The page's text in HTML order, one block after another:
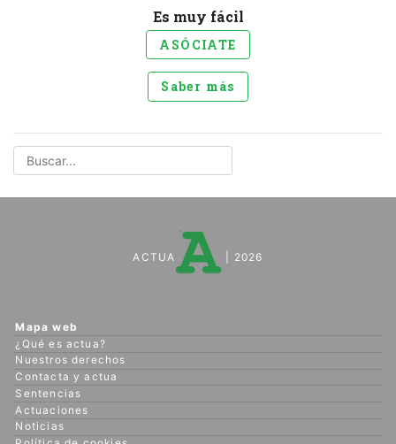
Es muy fácil
ASÓCIATE
Saber más
ACTUA | 2026
Mapa web
¿Qué es actua?
Nuestros derechos
Contacta y actua
Sentencias
Actuaciones
Noticias